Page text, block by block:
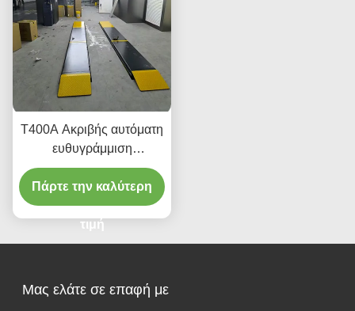
T400A Ακριβής αυτόματη
ευθυγράμμιση
ανελκυστήρα 380V/220V
με χαμηλό προφίλ
σχεδιασμό
Πάρτε την καλύτερη
τιμή
Μας ελάτε σε επαφή με